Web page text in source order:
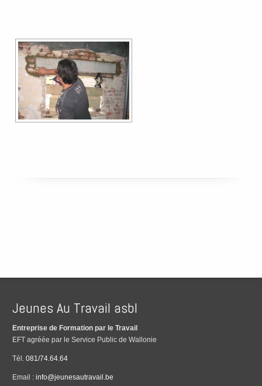
Jeunes Au Travail asbl
Entreprise de Formation par le Travail
EFT agréée par le Service Public de Wallonie
Tél.081/74.64.64
Email :info@jeunesautravail.be